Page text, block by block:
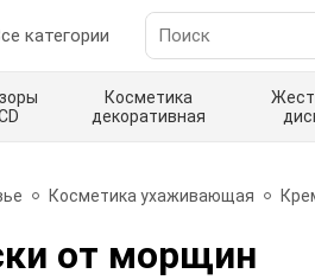
категории
Косметика
декоративная
Косметика ухаживающая
от морщин